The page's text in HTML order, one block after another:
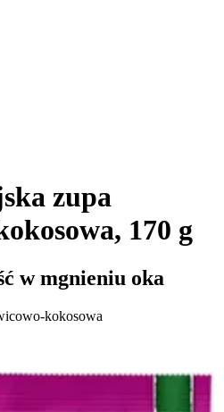
zupa
170 g
w mgnieniu oka
kokosowa